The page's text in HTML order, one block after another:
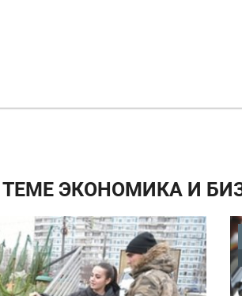
ЭКОНОМИКА И